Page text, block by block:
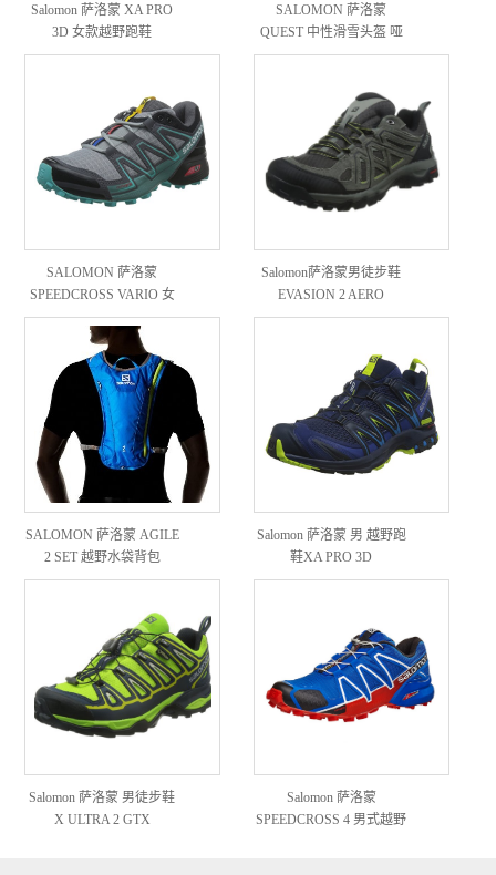
Salomon 萨洛蒙 XA PRO
3D 女款越野跑鞋
SALOMON 萨洛蒙
QUEST 中性滑雪头盔 哑
光蓝 L号
SALOMON 萨洛蒙
SPEEDCROSS VARIO 女
款越野跑鞋
Salomon萨洛蒙男徒步鞋
EVASION 2 AERO
SALOMON 萨洛蒙 AGILE
2 SET 越野水袋背包
Salomon 萨洛蒙 男 越野跑
鞋XA PRO 3D
Salomon 萨洛蒙 男徒步鞋
X ULTRA 2 GTX
Salomon 萨洛蒙
SPEEDCROSS 4 男式越野